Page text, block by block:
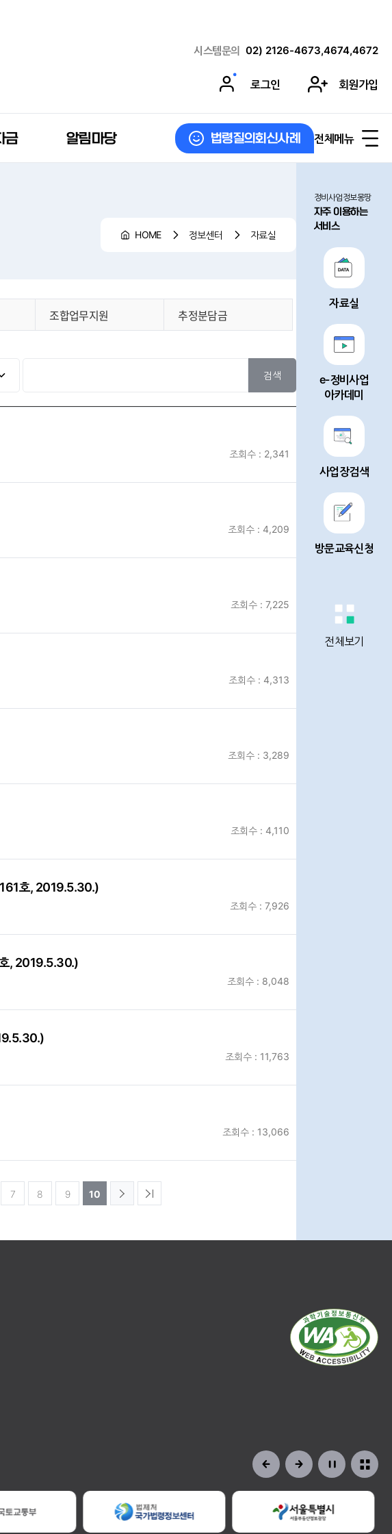
시스템문의 02) 2126-4673,4674,4672
로그인 회원가입
금 알림마당 법령질의회신사례 전체메뉴
HOME 정보센터 자료실
조합업무지원 추정분담금
검색
조회수 : 2,341
조회수 : 4,209
조회수 : 7,225
조회수 : 4,313
조회수 : 3,289
조회수 : 4,110
호, 2019.5.30.)
조회수 : 7,926
, 2019.5.30.)
조회수 : 8,048
조회수 : 11,763
조회수 : 13,066
7 8 9 10
정비사업정보몽땅
자주 이용하는
서비스
자료실
e-정비사업
아카데미
사업장검색
방문교육신청
정비사업
통계
전체보기